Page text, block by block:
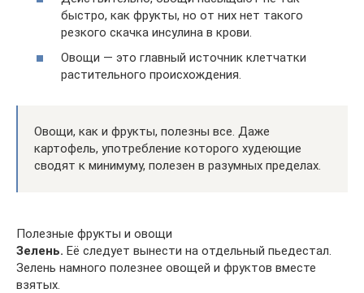
быстро, как фрукты, но от них нет такого
резкого скачка инсулина в крови.
Овощи — это главный источник клетчатки
растительного происхождения.
Овощи, как и фрукты, полезны все. Даже
картофель, употребление которого худеющие
сводят к минимуму, полезен в разумных пределах.
Полезные фрукты и овощи
Зелень. Её следует вынести на отдельный пьедестал.
Зелень намного полезнее овощей и фруктов вместе
взятых.